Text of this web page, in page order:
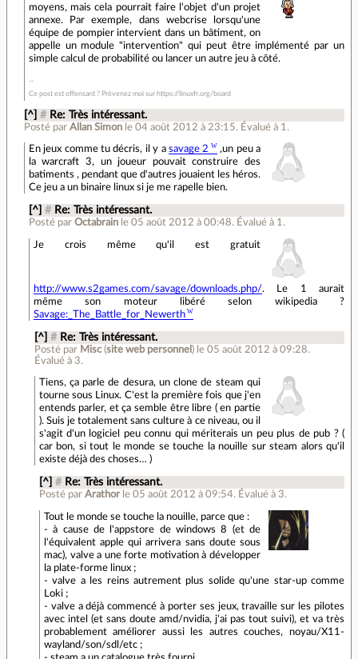
moyens, mais cela pourrait faire l'objet d'un projet
annexe. Par exemple, dans webcrise lorsqu'une
équipe de pompier intervient dans un bâtiment, on
appelle un module "intervention" qui peut être implémenté par un
simple calcul de probabilité ou lancer un autre jeu à côté.
Ce post est offensant ? Prévenez moi sur https://linuxfr.org/board
[^] # Re: Très intéressant.
Posté par Allan Simon le 04 août 2012 à 23:15. Évalué à 1 .
En jeux comme tu décris, il y a savage 2
,un peu a
la warcraft 3, un joueur pouvait construire des
batiments , pendant que d'autres jouaient les héros.
Ce jeu a un binaire linux si je me rapelle bien.
[^] # Re: Très intéressant.
Posté parOctabrain le 05 août 2012 à 00:48. Évalué à 1 .
Je crois même qu'il est gratuit
http://www.s2games.com/savage/downloads.php/. Le 1 aurait
même son moteur libéré selon wikipedia ?
Savage:_The_Battle_for_Newerth
[^] # Re: Très intéressant.
Posté par Misc(site web personnel ) le 05 août 2012 à 09:28.
Évalué à 3.
Tiens, ça parle de desura, un clone de steam qui
tourne sous Linux. C'est la première fois que j'en
entends parler, et ça semble être libre ( en partie
). Suis je totalement sans culture à ce niveau, ou il
s'agit d'un logiciel peu connu qui mériterais un peu plus de pub ? (
car bon, si tout le monde se touche la nouille sur steam alors qu'il
existe déjà des choses… )
[^] # Re: Très intéressant.
Posté par Arathor le 05 août 2012 à 09:54. Évalué à 3.
Tout le monde se touche la nouille, parce que :
- à cause de l'appstore de windows 8 (et de
l'équivalent apple qui arrivera sans doute sous
mac), valve a une forte motivation à développer
la plate-forme linux ;
- valve a les reins autrement plus solide qu'une star-up comme
Loki ;
- valve a déjà commencé à porter ses jeux, travaille sur les pilotes
avec intel (et sans doute amd/nvidia, j'ai pas tout suivi), et va très
probablement améliorer aussi les autres couches, noyau/X11-
wayland/son/sdl/etc ;